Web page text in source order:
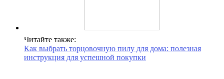
Читайте также:
Как выбрать торцовочную пилу для дома: полезная
инструкция для успешной покупки